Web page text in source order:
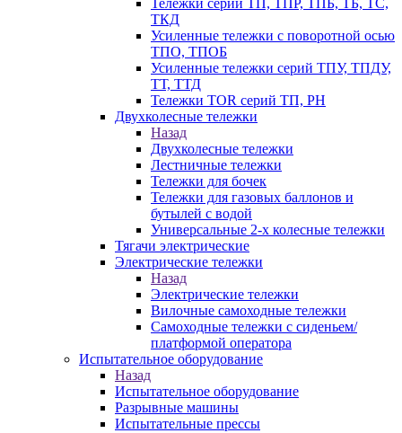
Тележки серий ТП, ТПР, ТПБ, ТБ, ТС,
ТКД
Усиленные тележки с поворотной осью
ТПО, ТПОБ
Усиленные тележки серий ТПУ, ТПДУ,
ТТ, ТТД
Тележки TOR серий ТП, PH
Двухколесные тележки
Назад
Двухколесные тележки
Лестничные тележки
Тележки для бочек
Тележки для газовых баллонов и
бутылей с водой
Универсальные 2-х колесные тележки
Тягачи электрические
Электрические тележки
Назад
Электрические тележки
Вилочные самоходные тележки
Самоходные тележки с сиденьем/
платформой оператора
Испытательное оборудование
Назад
Испытательное оборудование
Разрывные машины
Испытательные прессы